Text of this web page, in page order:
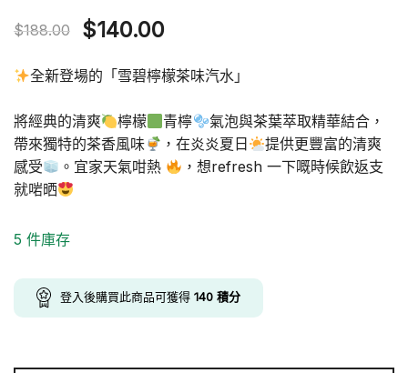
$188.00
Original
price
$188.00.
$140.00
price
$140.00.
全新登場的「雪碧檸檬茶味汽水」
將經典的清爽 檸檬 青檸
氣泡與茶葉萃取精華結合，
帶來獨特的茶香風味
，在炎炎夏日
提供更豐富的清爽
感受
。宜家天氣咁熱
，想refresh 一下嘅時候飲返支
就啱晒
5 件庫存
登入後購買此商品可獲得 140 積分